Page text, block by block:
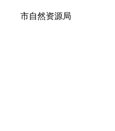
市自然资源局